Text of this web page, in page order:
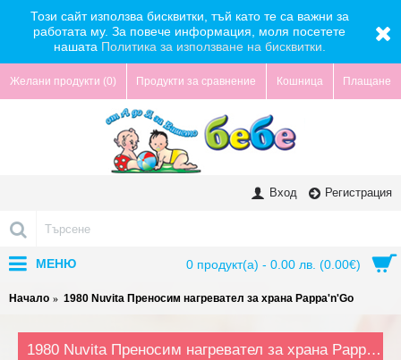
Този сайт използва бисквитки, тъй като те са важни за
работата му. За повече информация, моля посетете
нашата Политика за използване на бисквитки.
Желани продукти (0) Продукти за сравнение Кошница Плащане
0 продукт(а) - 0.00 лв. (0.00€)
Вход Регистрация
МЕНЮ
Начало 1980 Nuvita Преносим нагревател за храна Pappa'n'Go
1980 Nuvita Преносим нагревател за храна Pappa'n'Go